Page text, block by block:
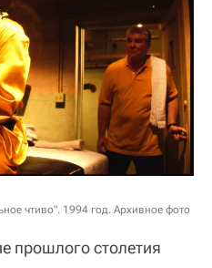
чтиво". 1994 год. Архивное фото
прошлого столетия